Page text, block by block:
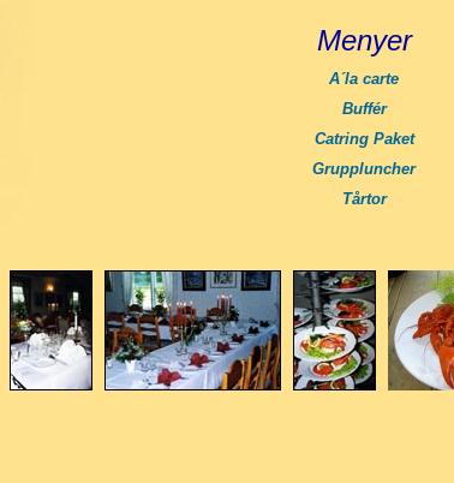
Menyer
A´la carte
Buffér
Catring Paket
Gruppluncher
Tårtor